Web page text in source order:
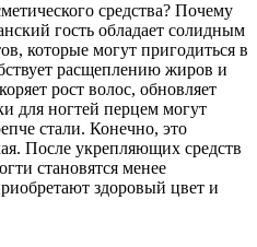
средства? Почему
гость обладает солидным
которые могут пригодиться в
расщеплению жиров и
рост волос, обновляет
для ногтей перцем могут
стали. Конечно, это
После укрепляющих средств
становятся менее
здоровый цвет и